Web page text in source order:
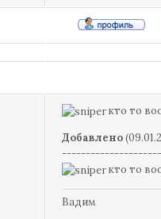
кто то
Добавлено
кто то
Вадим